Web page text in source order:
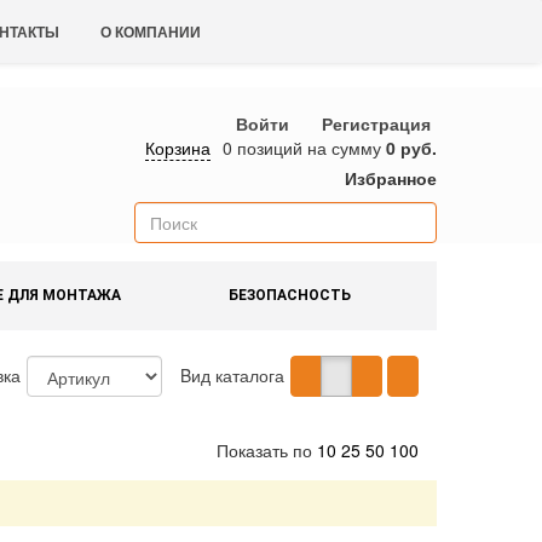
О КОМПАНИИ
Войти
Регистрация
Корзина 0 позиций на сумму 0 руб.
Избранное
ДЛЯ МОНТАЖА БЕЗОПАСНОСТЬ
Bид каталога
Показать по 10 25 50 100